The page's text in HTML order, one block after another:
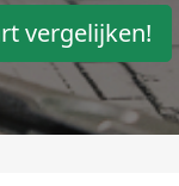
vergelijken!